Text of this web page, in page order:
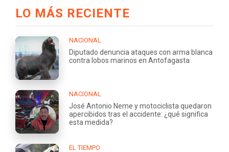
LO MÁS RECIENTE
NACIONAL
Diputado denuncia ataques con arma blanca
contra lobos marinos en Antofagasta
NACIONAL
José Antonio Neme y motociclista quedaron
apercibidos tras el accidente: ¿qué significa
esta medida?
EL TIEMPO